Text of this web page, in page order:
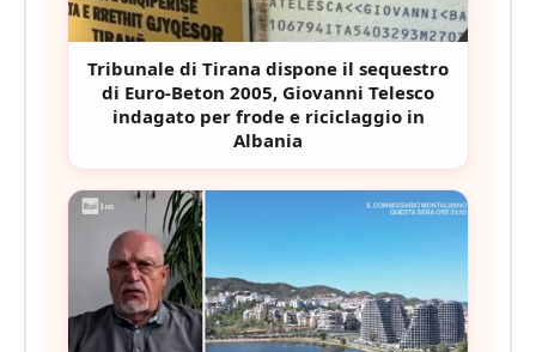
Tribunale di Tirana dispone il sequestro
di Euro-Beton 2005, Giovanni Telesco
indagato per frode e riciclaggio in
Albania